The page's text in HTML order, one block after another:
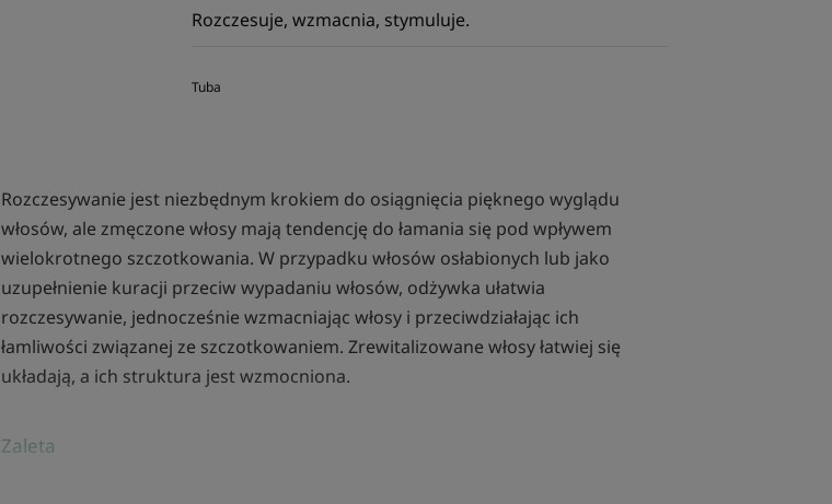
Rozczesuje, wzmacnia, stymuluje.
Tuba
Rozczesywanie jest niezbędnym krokiem do osiągnięcia pięknego wyglądu
włosów, ale zmęczone włosy mają tendencję do łamania się pod wpływem
wielokrotnego szczotkowania. W przypadku włosów osłabionych lub jako
uzupełnienie kuracji przeciw wypadaniu włosów, odżywka ułatwia
rozczesywanie, jednocześnie wzmacniając włosy i przeciwdziałając ich
łamliwości związanej ze szczotkowaniem. Zrewitalizowane włosy łatwiej się
układają, a ich struktura jest wzmocniona.
Zaleta